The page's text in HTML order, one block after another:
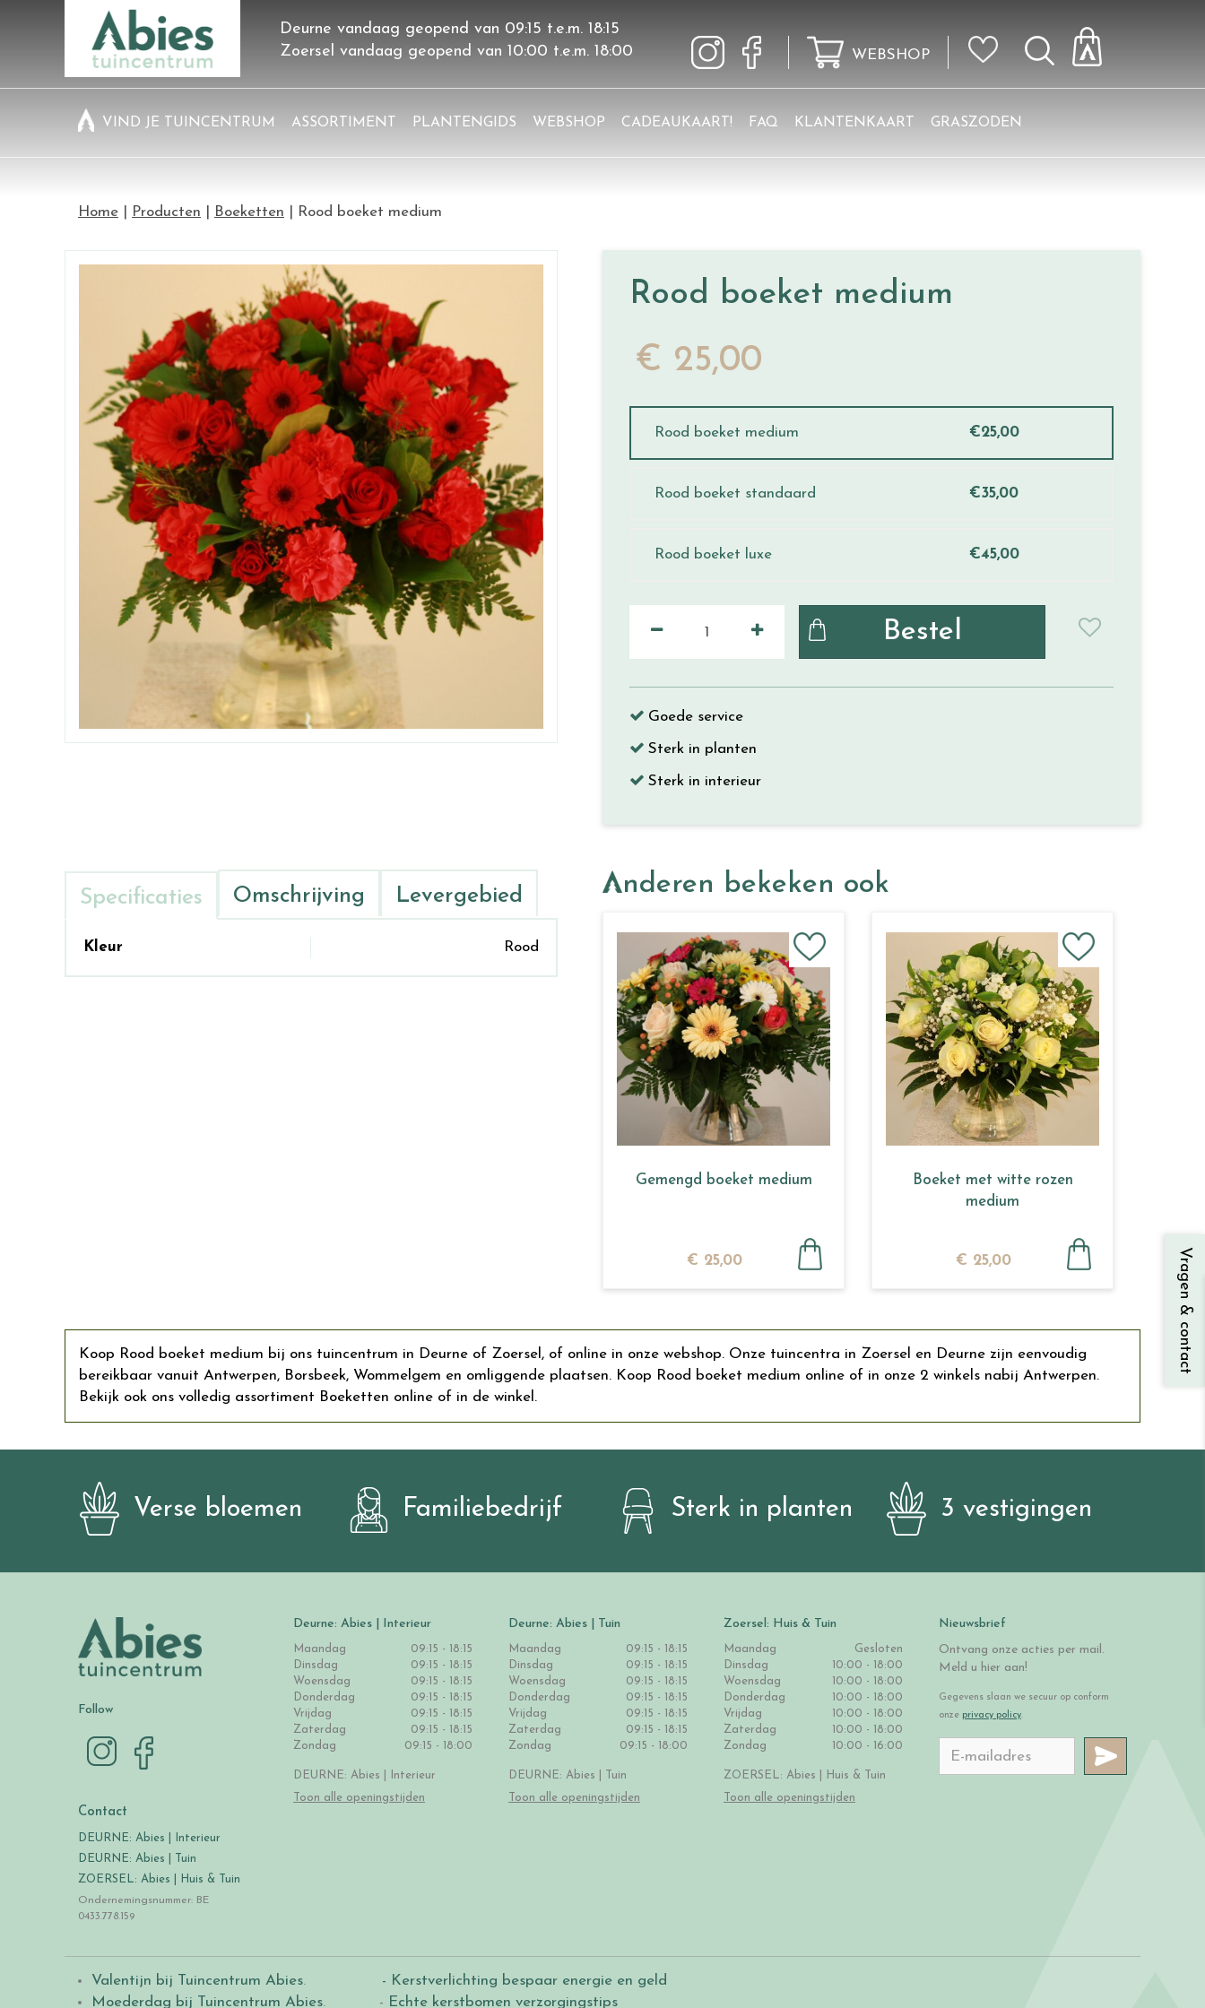
Home Producten Boeketten Rood boeket medium
Deurne vandaag geopend van 09:15 t.e.m. 18:15
Zoersel vandaag geopend van 10:00 t.e.m. 18:00 WEBSHOP
VIND JE TUINCENTRUM ASSORTIMENT PLANTENGIDS WEBSHOP CADEAUKAART! FAQ KLANTENKAART GRASZODEN
Rood boeket medium
€ 25,00
Rood boeket medium €25,00
Rood boeket standaard €35,00
Rood boeket luxe €45,00
Goede service
Sterk in planten
Sterk in interieur
Specificaties Omschrijving Levergebied
Kleur Rood
Anderen bekeken ook
Gemengd boeket medium
€ 25,00
Boeket met witte rozen
medium
€ 25,00
Koop Rood boeket medium bij ons tuincentrum in Deurne of Zoersel, of online in onze webshop. Onze tuincentra in Zoersel en Deurne zijn eenvoudig
bereikbaar vanuit Antwerpen, Borsbeek, Wommelgem en omliggende plaatsen. Koop Rood boeket medium online of in onze 2 winkels nabij Antwerpen.
Bekijk ook ons volledig assortiment Boeketten online of in de winkel.
Verse bloemen Familiebedrijf Sterk in planten 3 vestigingen
Follow
Contact
DEURNE: Abies | Interieur
DEURNE: Abies | Tuin
ZOERSEL: Abies | Huis & Tuin
Ondernemingsnummer: BE
0433.778.159
Deurne: Abies | Interieur
Maandag
09:15 - 18:15
Dinsdag
09:15 - 18:15
Woensdag
09:15 - 18:15
Donderdag
09:15 - 18:15
Vrijdag
09:15 - 18:15
Zaterdag
09:15 - 18:15
Zondag
09:15 - 18:00
DEURNE: Abies | Interieur
Toon alle openingstijden
Deurne: Abies | Tuin
Maandag
09:15 - 18:15
Dinsdag
09:15 - 18:15
Woensdag
09:15 - 18:15
Donderdag
09:15 - 18:15
Vrijdag
09:15 - 18:15
Zaterdag
09:15 - 18:15
Zondag
09:15 - 18:00
DEURNE: Abies | Tuin
Toon alle openingstijden
Zoersel: Huis & Tuin
Maandag
Gesloten
Dinsdag
10:00 - 18:00
Woensdag
10:00 - 18:00
Donderdag
10:00 - 18:00
Vrijdag
10:00 - 18:00
Zaterdag
10:00 - 18:00
Zondag
10:00 - 16:00
ZOERSEL: Abies | Huis & Tuin
Toon alle openingstijden
Nieuwsbrief
Ontvang onze acties per mail.
Meld u hier aan!
Gegevens slaan we secuur op conform
onze privacy policy.
Valentijn bij Tuincentrum Abies.
- Kerstverlichting bespaar energie en geld
Moederdag bij Tuincentrum Abies. - Echte kerstbomen verzorgingstips
Vragen & contact